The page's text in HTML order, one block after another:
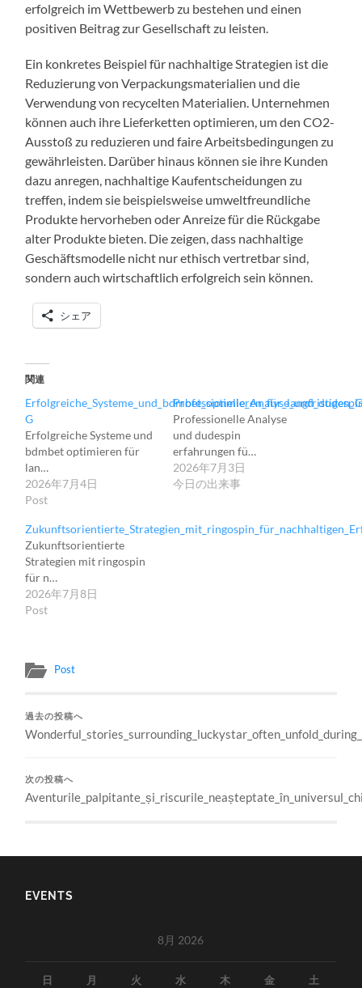
erfolgreich im Wettbewerb zu bestehen und einen
positiven Beitrag zur Gesellschaft zu leisten.
Ein konkretes Beispiel für nachhaltige Strategien ist die
Reduzierung von Verpackungsmaterialien und die
Verwendung von recycelten Materialien. Unternehmen
können auch ihre Lieferketten optimieren, um den CO2-
Ausstoß zu reduzieren und faire Arbeitsbedingungen zu
gewährleisten. Darüber hinaus können sie ihre Kunden
dazu anregen, nachhaltige Kaufentscheidungen zu
treffen, indem sie beispielsweise umweltfreundliche
Produkte hervorheben oder Anreize für die Rückgabe
alter Produkte bieten. Die zeigen, dass nachhaltige
Geschäftsmodelle nicht nur ethisch vertretbar sind,
sondern auch wirtschaftlich erfolgreich sein können.
シェア
関連
G
Erfolgreiche Systeme und
bdmbet optimieren für
lan…
2026年7月4日
Post
Professionelle Analyse
und dudespin
erfahrungen fü…
2026年7月3日
今日の出来事
Zukunftsorientierte
Strategien mit ringospin
für n…
2026年7月8日
Post
Post
過去の投稿へ
次の投稿へ
EVENTS
8月 2026
日 月 火 水 木 金 土